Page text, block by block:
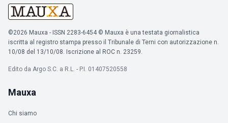
©2026 Mauxa - ISSN 2283-6454 © Mauxa è una testata giornalistica
iscritta al registro stampa presso il Tribunale di Terni con autorizzazione n.
10/08 del 13/10/08. Iscrizione al ROC n. 23259.
Edito da Argo S.C. a R.L. - P.I. 01407520558
Mauxa
Chi siamo